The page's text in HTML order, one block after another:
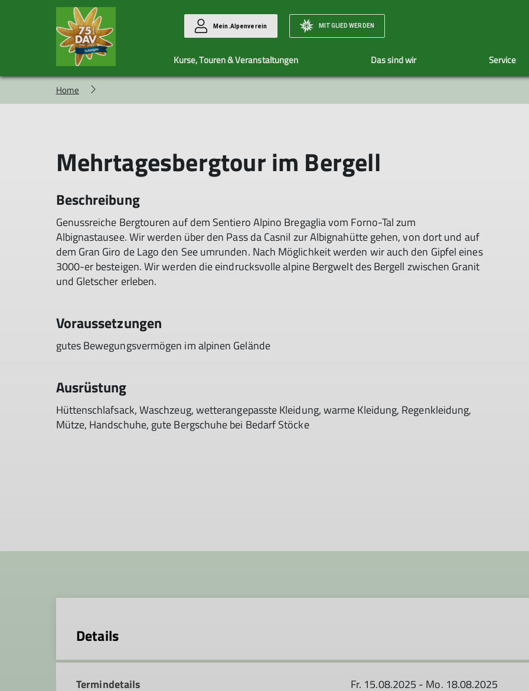
Mein.Alpenverein MITGLIED WERDEN
Kurse, Touren & Veranstaltungen
Kursübersicht Tourenübersicht
Das sind wir
Gruppen
Montagsbergtouren
MTB Frauen
Unsere Tourenleiter
Service
Mitgliedschaft
Home
Mehrtagesbergtour im Bergell
Beschreibung
Genussreiche Bergtouren auf dem Sentiero Alpino Bregaglia vom Forno-Tal zum
Albignastausee. Wir werden über den Pass da Casnil zur Albignahütte gehen, von dort und auf
dem Gran Giro de Lago den See umrunden. Nach Möglichkeit werden wir auch den Gipfel eines
3000-er besteigen. Wir werden die eindrucksvolle alpine Bergwelt des Bergell zwischen Granit
und Gletscher erleben.
Voraussetzungen
gutes Bewegungsvermögen im alpinen Gelände
Ausrüstung
Hüttenschlafsack, Waschzeug, wetterangepasste Kleidung, warme Kleidung, Regenkleidung,
Mütze, Handschuhe, gute Bergschuhe bei Bedarf Stöcke
Details
Termindetails Fr. 15.08.2025 - Mo. 18.08.2025